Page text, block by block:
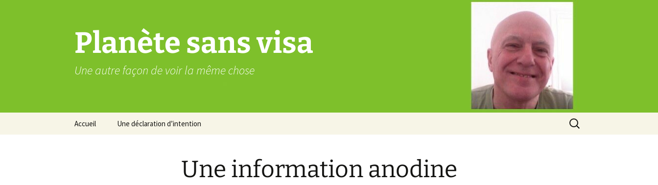
Planète sans visa
Une autre façon de voir la même chose
Accueil Une déclaration d’intention
Rechercher :
Une information anodine